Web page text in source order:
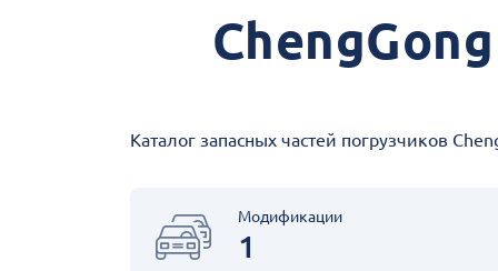
Каталог запасных частей погрузчиков
Модификации
1